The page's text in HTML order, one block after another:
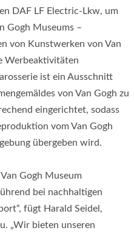
DAF LF Electric-Lkw, um
Gogh Museums –
von Kunstwerken von Van
Werbeaktivitäten
ist ein Ausschnitt
von Van Gogh zu
eingerichtet, sodass
vom Van Gogh
übergeben wird.
Gogh Museum
bei nachhaltigen
fügt Harald Seidel,
„Wir bieten unseren